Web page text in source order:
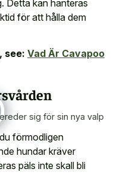
Detta kan hanteras
för att hålla dem
see: Vad Är Cavapoo
sig för sin nya valp
förmodligen
hundar kräver
päls inte skall bli